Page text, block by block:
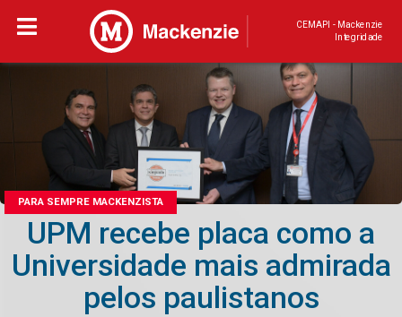
CEMAPI - Mackenzie
Integridade
PARA SEMPRE MACKENZISTA
UPM recebe placa como a
Universidade mais admirada
pelos paulistanos